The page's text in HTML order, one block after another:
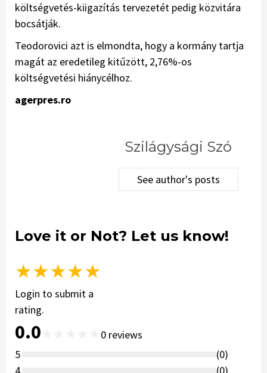
költségvetés-kiigazítás tervezetét pedig közvitára
bocsátják.
Teodorovici azt is elmondta, hogy a kormány tartja
magát az eredetileg kitűzött, 2,76%-os
költségvetési hiánycélhoz.
agerpres.ro
Szilágysági Szó
See author's posts
Love it or Not? Let us know!
★★★★★
Login to submit a
rating.
0.0 0 reviews
5
(0)